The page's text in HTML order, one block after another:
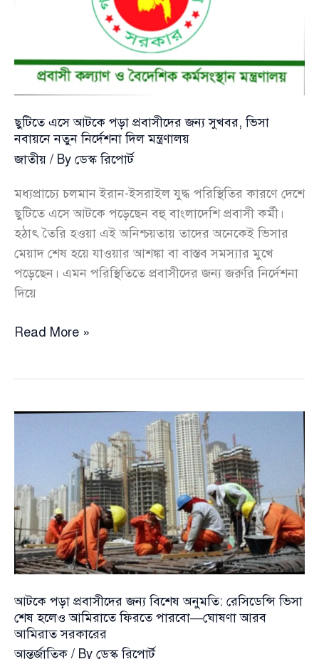
মধ্যপ্রাচ্যের
কয়েক
দেশ
ছুটিতে এসে আটকে পড়া প্রবাসীদের জন্য সুখবর, ভিসা
নবায়নে নতুন নির্দেশনা দিল মন্ত্রণালয়
জাতীয় / By ডেস্ক রিপোর্ট
মধ্যপ্রাচ্যে চলমান ইরান-ইসরাইল যুদ্ধ পরিস্থিতির কারণে দেশে
ছুটিতে এসে আটকে পড়েছেন বহু বাংলাদেশি প্রবাসী কর্মী।
হঠাৎ তৈরি হওয়া এই অনিশ্চয়তায় তাদের অনেকেই ভিসার
মেয়াদ শেষ হয়ে যাওয়ার আশঙ্কা বা বাস্তব সমস্যার মুখে
পড়েছেন। এমন পরিস্থিতিতে প্রবাসীদের জন্য জরুরি নির্দেশনা
দিয়ে
ছুটিতে
প্রবাসীদের
নবায়নে
নতুন
নির্দেশনা
দিল
মন্ত্রণালয়
Read More »
আটকে পড়া প্রবাসীদের জন্য বিশেষ অনুমতি: রেসিডেন্সি ভিসা
শেষ হলেও আমিরাতে ফিরতে পারবো—ঘোষণা আরব
আমিরাত সরকারের
আন্তর্জাতিক / By ডেস্ক রিপোর্ট